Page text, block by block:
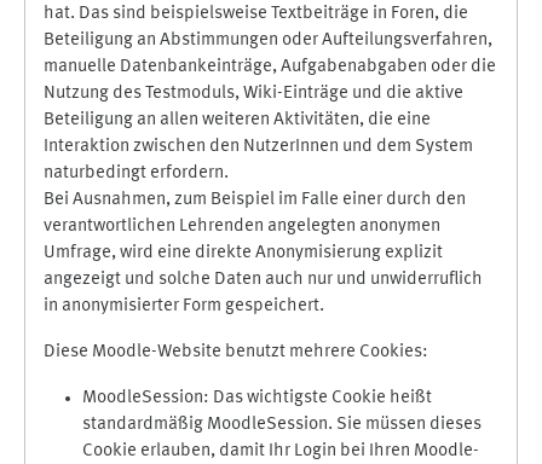
hat. Das sind beispielsweise Textbeiträge in Foren, die
Beteiligung an Abstimmungen oder Aufteilungsverfahren,
manuelle Datenbankeinträge, Aufgabenabgaben oder die
Nutzung des Testmoduls, Wiki-Einträge und die aktive
Beteiligung an allen weiteren Aktivitäten, die eine
Interaktion zwischen den NutzerInnen und dem System
naturbedingt erfordern.
Bei Ausnahmen, zum Beispiel im Falle einer durch den
verantwortlichen Lehrenden angelegten anonymen
Umfrage, wird eine direkte Anonymisierung explizit
angezeigt und solche Daten auch nur und unwiderruflich
in anonymisierter Form gespeichert.
Diese Moodle-Website benutzt mehrere Cookies:
MoodleSession: Das wichtigste Cookie heißt
standardmäßig MoodleSession. Sie müssen dieses
Cookie erlauben, damit Ihr Login bei Ihren Moodle-